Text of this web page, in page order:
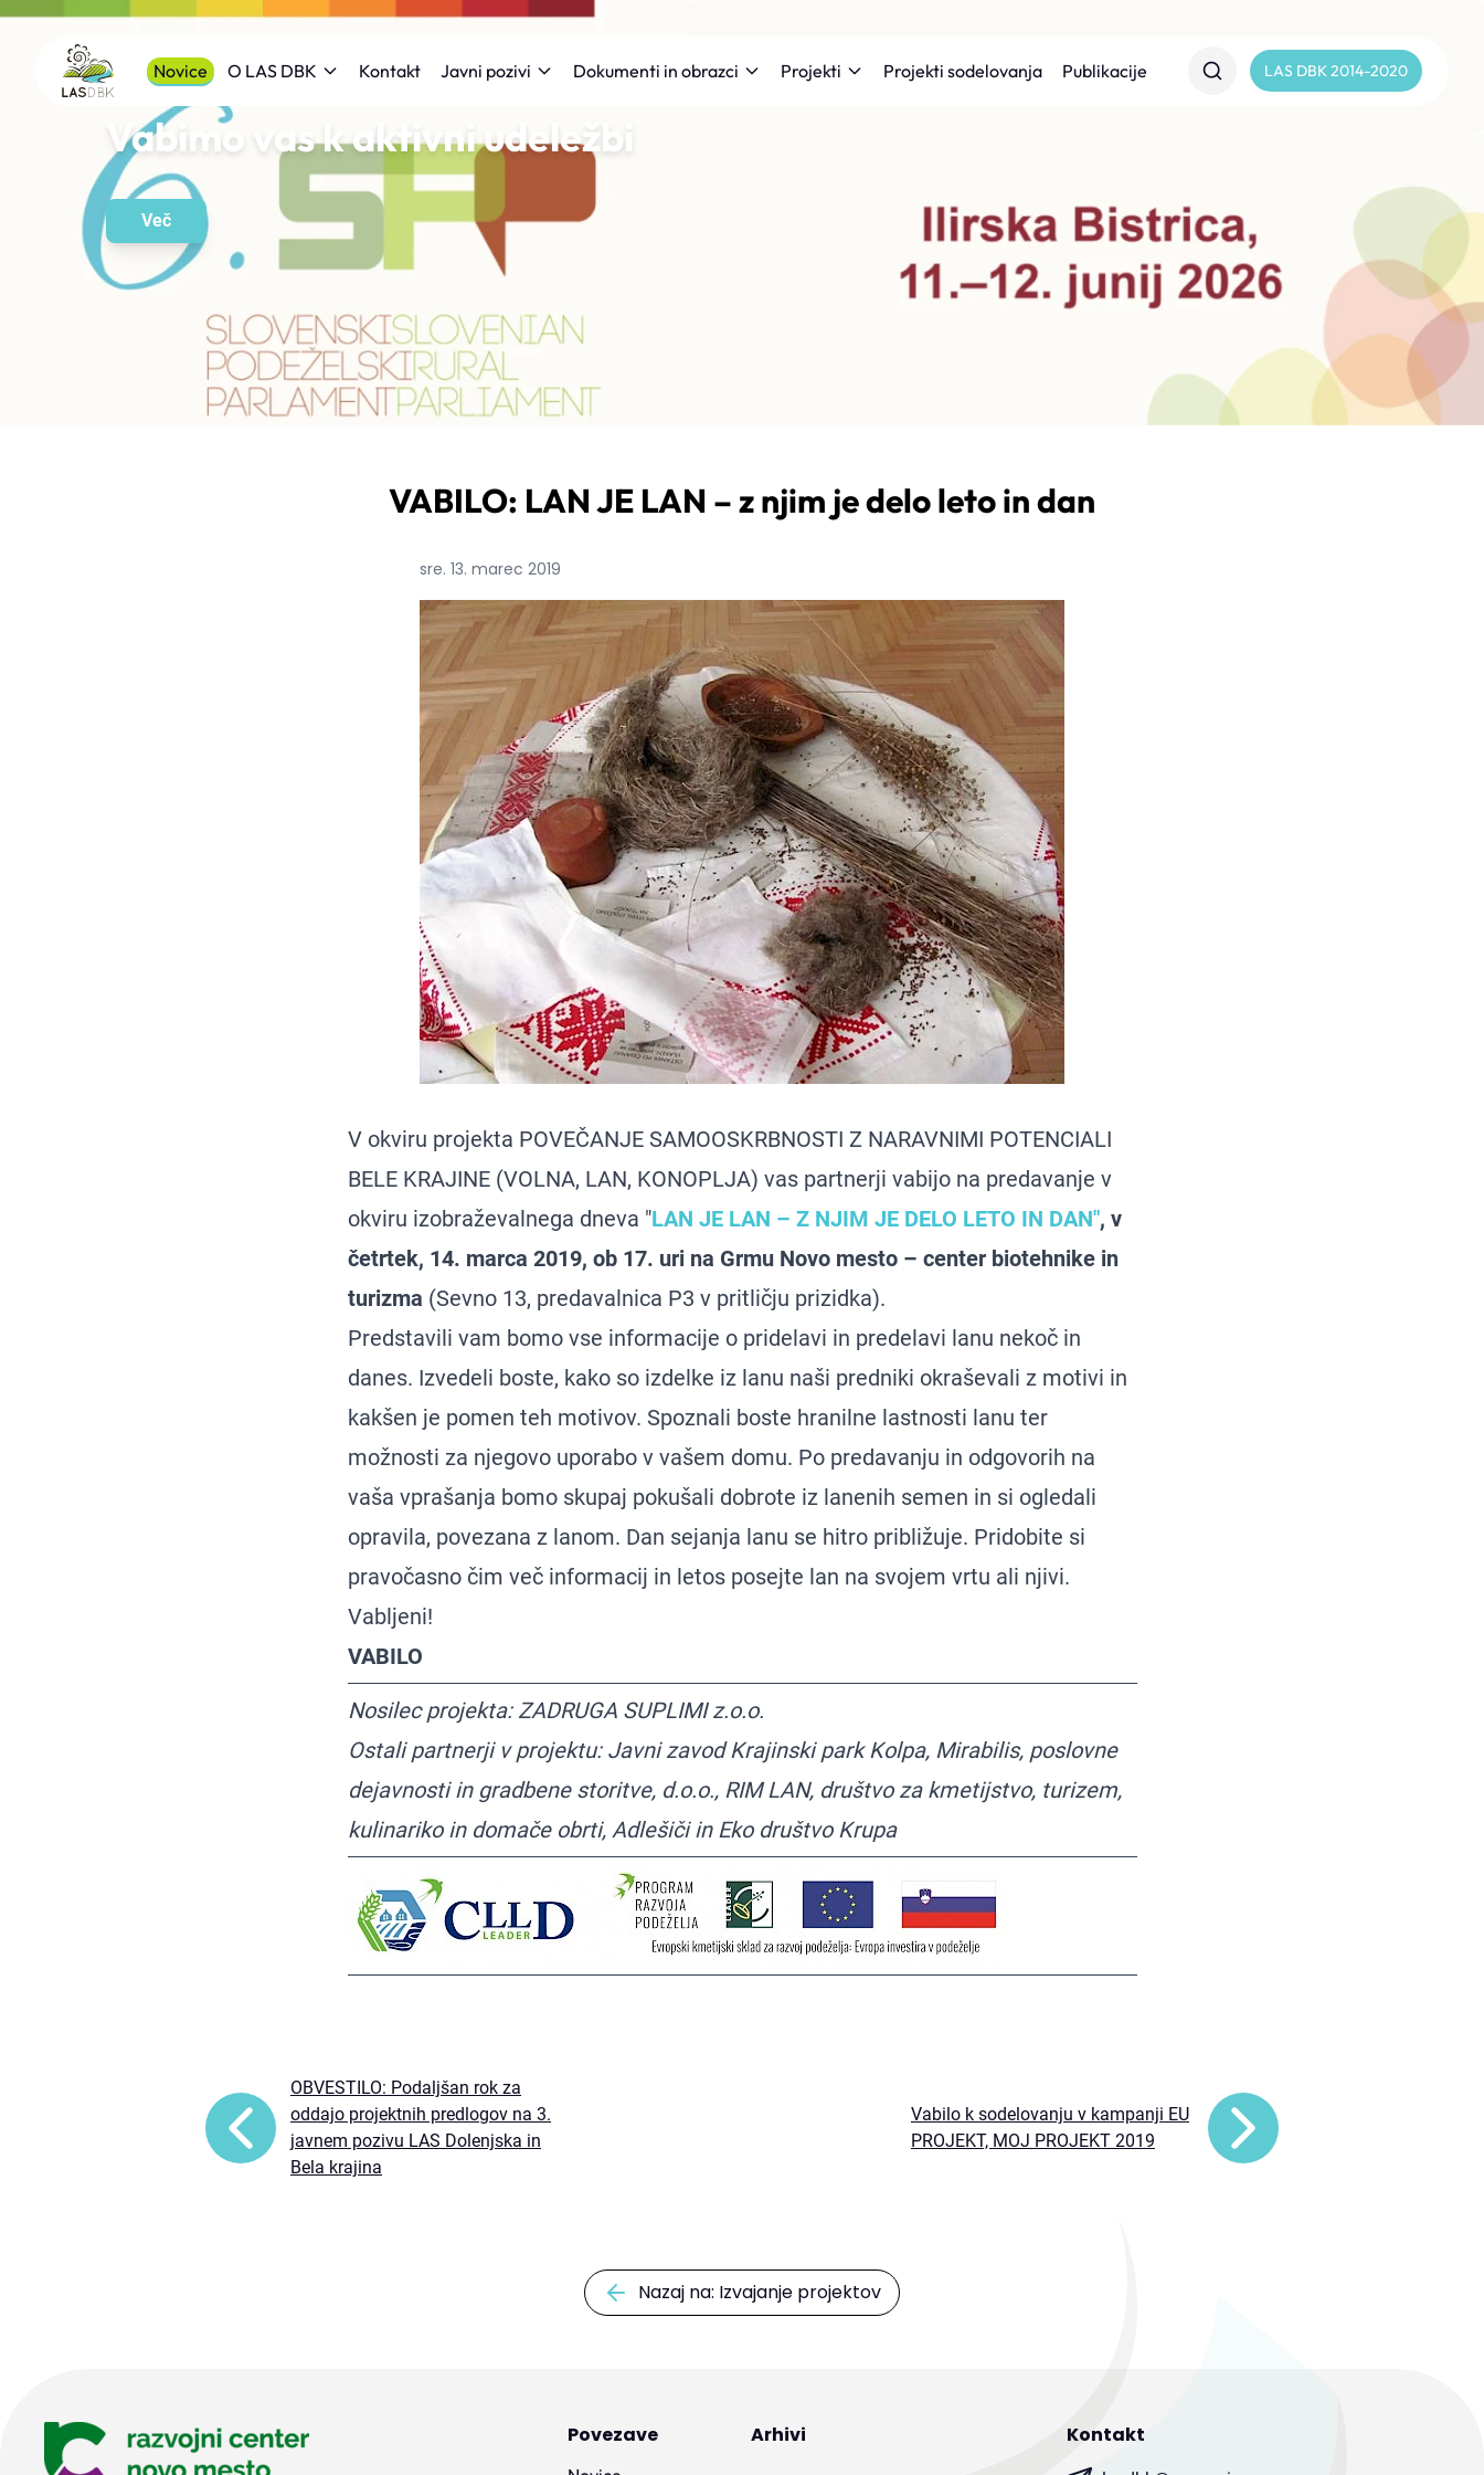
Vabimo vas k aktivni udeležbi
Več
Novice O LAS DBK Kontakt Javni pozivi Dokumenti in obrazci Projekti Projekti sodelovanja Publikacije LAS DBK 2014-2020
VABILO: LAN JE LAN – z njim je delo leto in dan
sre. 13. marec 2019
V okviru projekta POVEČANJE SAMOOSKRBNOSTI Z NARAVNIMI POTENCIALI
BELE KRAJINE (VOLNA, LAN, KONOPLJA) vas partnerji vabijo na predavanje v
okviru izobraževalnega dneva "LAN JE LAN – Z NJIM JE DELO LETO IN DAN", v
četrtek, 14. marca 2019, ob 17. uri na Grmu Novo mesto – center biotehnike in
turizma (Sevno 13, predavalnica P3 v pritličju prizidka).
Predstavili vam bomo vse informacije o pridelavi in predelavi lanu nekoč in
danes. Izvedeli boste, kako so izdelke iz lanu naši predniki okraševali z motivi in
kakšen je pomen teh motivov. Spoznali boste hranilne lastnosti lanu ter
možnosti za njegovo uporabo v vašem domu. Po predavanju in odgovorih na
vaša vprašanja bomo skupaj pokušali dobrote iz lanenih semen in si ogledali
opravila, povezana z lanom. Dan sejanja lanu se hitro približuje. Pridobite si
pravočasno čim več informacij in letos posejte lan na svojem vrtu ali njivi.
Vabljeni!
VABILO
Nosilec projekta: ZADRUGA SUPLIMI z.o.o.
Ostali partnerji v projektu: Javni zavod Krajinski park Kolpa, Mirabilis, poslovne
dejavnosti in gradbene storitve, d.o.o., RIM LAN, društvo za kmetijstvo, turizem,
kulinariko in domače obrti, Adlešiči in Eko društvo Krupa
OBVESTILO: Podaljšan rok za
oddajo projektnih predlogov na 3.
javnem pozivu LAS Dolenjska in
Bela krajina
Vabilo k sodelovanju v kampanji EU
PROJEKT, MOJ PROJEKT 2019
Nazaj na: Izvajanje projektov
Povezave Arhivi Kontakt